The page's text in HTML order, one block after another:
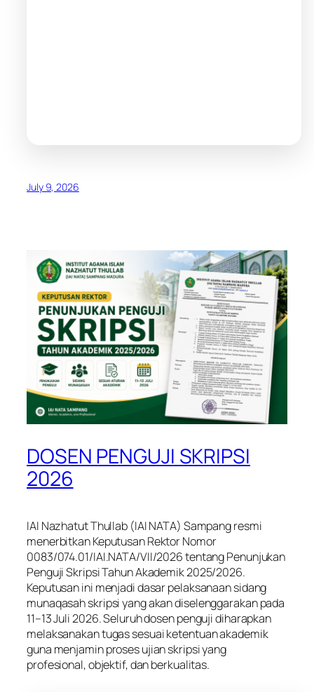
July 9, 2026
DOSEN PENGUJI SKRIPSI
2026
IAI Nazhatut Thullab (IAI NATA) Sampang resmi
menerbitkan Keputusan Rektor Nomor
0083/074.01/IAI.NATA/VII/2026 tentang Penunjukan
Penguji Skripsi Tahun Akademik 2025/2026.
Keputusan ini menjadi dasar pelaksanaan sidang
munaqasah skripsi yang akan diselenggarakan pada
11–13 Juli 2026. Seluruh dosen penguji diharapkan
melaksanakan tugas sesuai ketentuan akademik
guna menjamin proses ujian skripsi yang
profesional, objektif, dan berkualitas.